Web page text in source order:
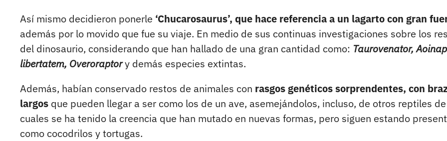
Así mismo decidieron ponerle ‘Chucarosaurus’, que hace referencia a un lagarto con gran
además por lo movido que fue su viaje. En medio de sus continuas investigaciones sobre los
del dinosaurio, considerando que han hallado de una gran cantidad como: Taurovenator,
libertatem, Overoraptory demás especies extintas.
Además, habían conservado restos de animales con rasgos genéticos sorprendentes, con
largos que pueden llegar a ser como los de un ave, asemejándolos, incluso, de otros reptiles
cuales se ha tenido la creencia que han mutado en nuevas formas, pero siguen estando
como cocodrilos y tortugas.